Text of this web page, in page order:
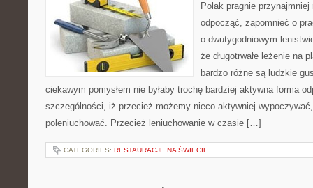
Polak pragnie
odpocząć, zapomnieć o
o dwutygodniowym
że długotrwałe leżenie na
bardzo różne są ludzkie
ciekawym pomysłem nie byłaby trochę bardziej aktywna forma
szczególności, iż przecież możemy nieco aktywniej
poleniuchować. Przecież leniuchowanie w czasie […]
CATEGORIES: RESTAURACJE NA ŚWIECIE